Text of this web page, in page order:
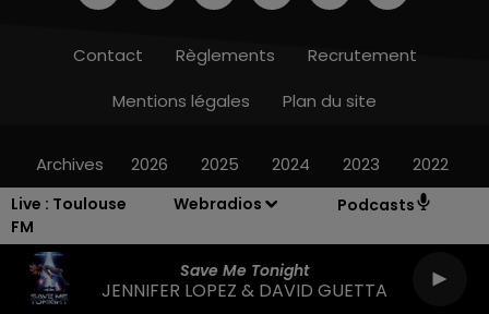
Live : Toulouse
FM
Webradios Podcasts
Save Me Tonight
JENNIFER LOPEZ & DAVID GUETTA
Contact Règlements
Recrutement
Mentions légales
Plan du site
Archives 2026 2025 2024 2023 2022